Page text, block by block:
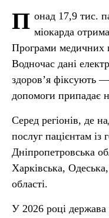
П онад 17,9 тис.
міокарда
Програми медичних
Водночас дані
здоров’я фіксують
допомоги припадає
Серед регіонів, де
послуг пацієнтам
Дніпропетровська
Харківська,
області.
У 2026 році держава